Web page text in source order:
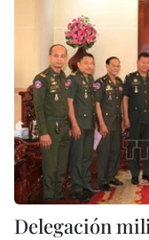
Delegación